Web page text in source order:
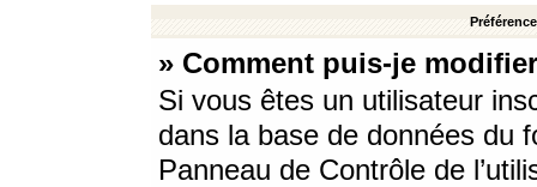
» Comment puis-je
Si vous êtes un utilisateur
dans la base de données du
Panneau de Contrôle de